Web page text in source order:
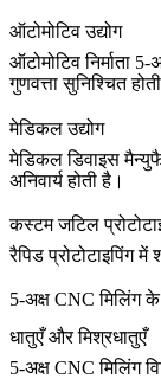
ऑटोमोटिव उद्योग
ऑटोमोटिव निर्माता
गुणवत्ता सुनिश्चित
मेडिकल उद्योग
मेडिकल डिवाइस
अनिवार्य होती है।
कस्टम जटिल
रैपिड प्रोटोटाइपिंग
5-अक्ष CNC मिलिंग
धातुएँ और मिश्रधातुएँ
5-अक्ष CNC मिलिंग